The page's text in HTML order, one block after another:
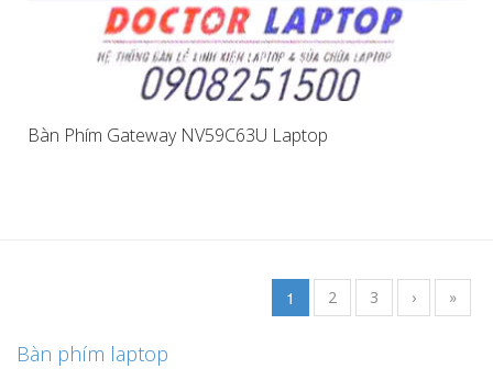
Bàn Phím Gateway NV59C63U Laptop
1 2 3 › »
Bàn phím laptop